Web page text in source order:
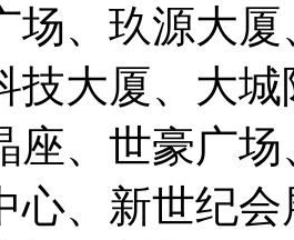
场、玖源大
技大厦、大
座、世豪广
心、新世纪